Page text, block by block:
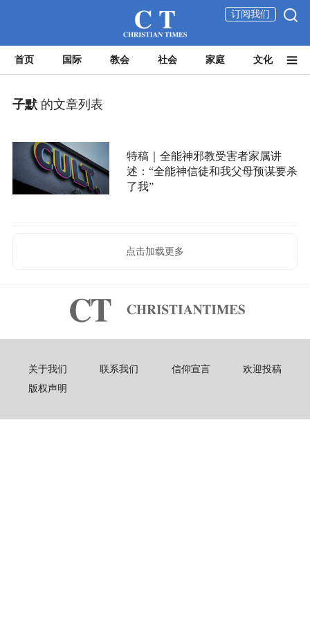
订阅我们
首页 国际 教会 社会 家庭 文化
子默 的文章列表
特稿｜全能神邪教受害者家属讲
述：“全能神信徒和我父母预谋要杀
了我”
点击加载更多
关于我们 联系我们 信仰宣言
欢迎投稿
版权声明